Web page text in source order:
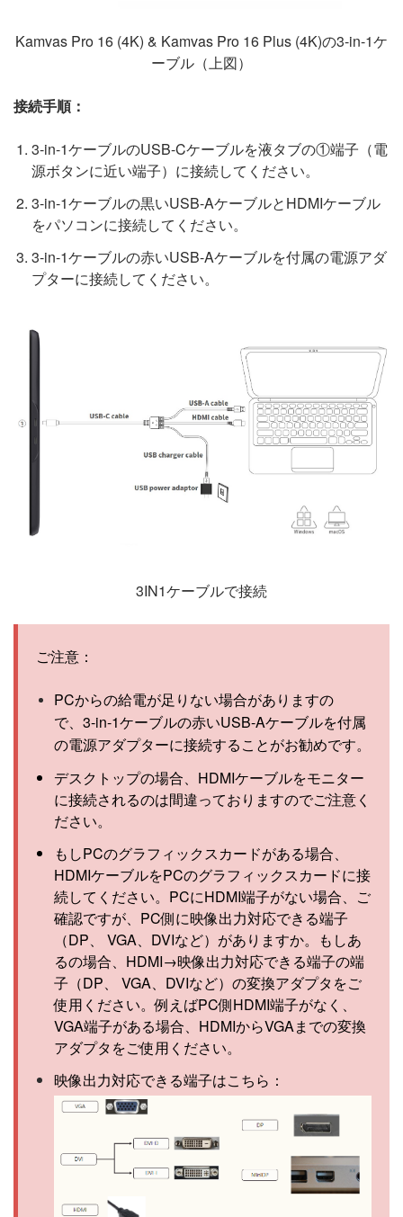
Kamvas Pro 16 (4K) & Kamvas Pro 16 Plus (4K)の3-in-1ケ
ーブル（上図）
接続手順：
3-in-1ケーブルのUSB-Cケーブルを液タブの①端子（電
源ボタンに近い端子）に接続してください。
3-in-1ケーブルの黒いUSB-AケーブルとHDMIケーブル
をパソコンに接続してください。
3-in-1ケーブルの赤いUSB-Aケーブルを付属の電源アダ
プターに接続してください。
3IN1ケーブルで接続
ご注意：
PCからの給電が足りない場合がありますの
で、 3-in-1ケーブルの赤いUSB-Aケーブルを付属
の電源アダプターに接続することがお勧めです。
デスクトップの場合、HDMIケーブルをモニター
に接続されるのは間違っておりますのでご注意く
ださい。
もしPCのグラフィックスカードがある場合、
HDMIケーブルをPCのグラフィックスカードに接
続してください。PCにHDMI端子がない場合、ご
確認ですが、PC側に映像出力対応できる端子
（DP、 VGA、DVIなど）がありますか。もしあ
るの場合、HDMI→映像出力対応できる端子の端
子（DP、 VGA、DVIなど）の変換アダプタをご
使用ください。例えばPC側HDMI端子がなく、
VGA端子がある場合、HDMIからVGAまでの変換
アダプタをご使用ください。
映像出力対応できる端子はこちら：